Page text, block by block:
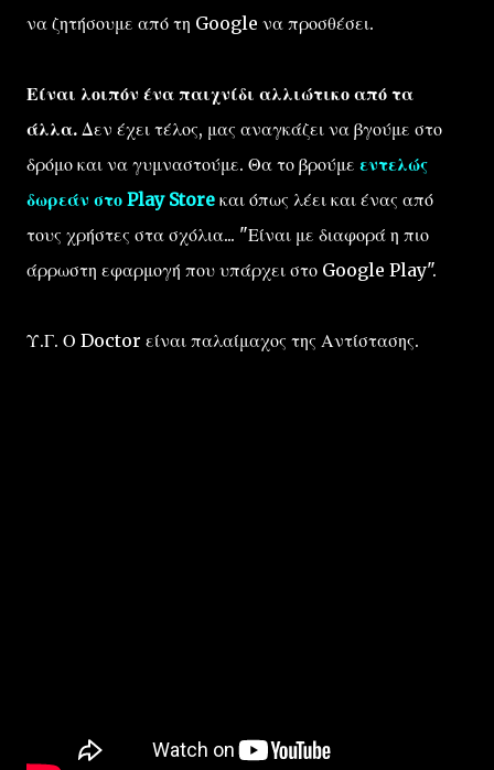
να ζητήσουμε από τη Google να προσθέσει.
Είναι λοιπόν ένα παιχνίδι αλλιώτικο από τα
άλλα. Δεν έχει τέλος, μας αναγκάζει να βγούμε στο
δρόμο και να γυμναστούμε. Θα το βρούμε εντελώς
δωρεάν στο Play Store και όπως λέει και ένας από
τους χρήστες στα σχόλια... "Είναι με διαφορά η πιο
άρρωστη εφαρμογή που υπάρχει στο Google Play".
Υ.Γ. Ο Doctor είναι παλαίμαχος της Αντίστασης.